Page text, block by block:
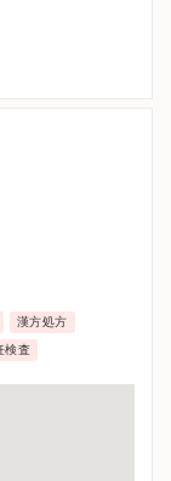
接お問い合わせ
漢方処方
検査